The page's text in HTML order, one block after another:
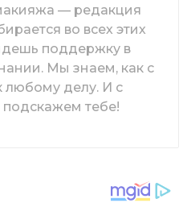
— редакция
во всех этих
поддержку в
Мы знаем, как с
любому делу. И с
тебе!